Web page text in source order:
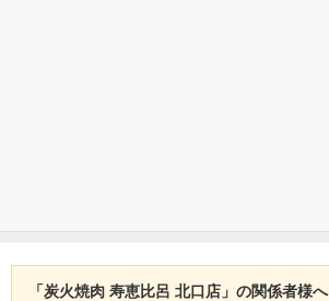
「炭火焼肉 寿恵比呂 北口店」の関係者様へ